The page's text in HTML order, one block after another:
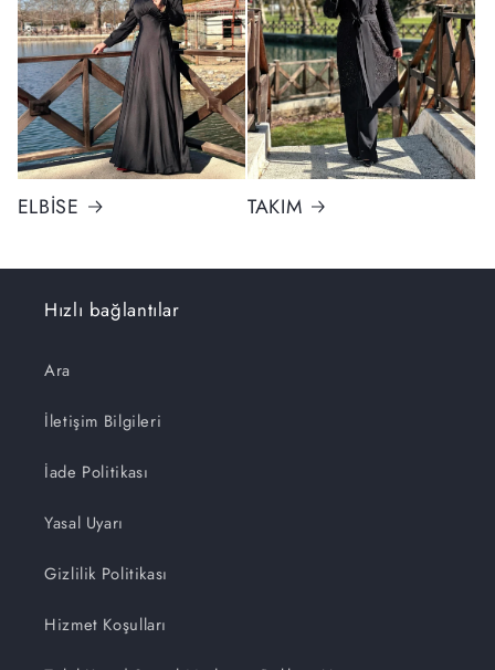
ELBİSE TAKIM
Hızlı bağlantılar
Ara
İletişim Bilgileri
İade Politikası
Yasal Uyarı
Gizlilik Politikası
Hizmet Koşulları